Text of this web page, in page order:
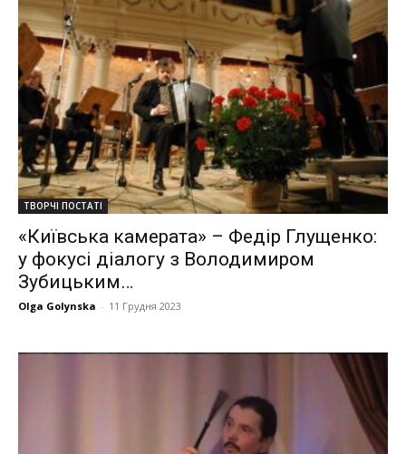
ТВОРЧІ ПОСТАТІ
«Київська камерата» – Федір Глущенко:
у фокусі діалогу з Володимиром
Зубицьким…
Olga Golynska - 11 Грудня 2023